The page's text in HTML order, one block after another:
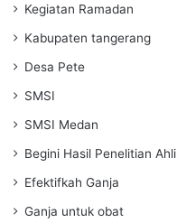
Kegiatan Ramadan
Kabupaten tangerang
Desa Pete
SMSI
SMSI Medan
Begini Hasil Penelitian Ahli
Efektifkah Ganja
Ganja untuk obat